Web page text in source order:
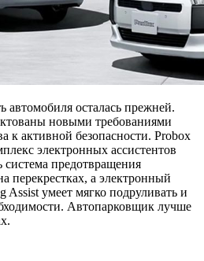
автомобиля осталась прежней.
новыми требованиями
к активной безопасности. Probox
электронных ассистентов
система предотвращения
перекрестках, а электронный
умеет мягко подруливать и
Автопарковщик лучше